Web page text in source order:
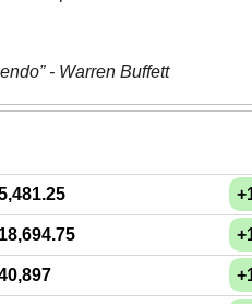
- Warren Buffett
18,694.75